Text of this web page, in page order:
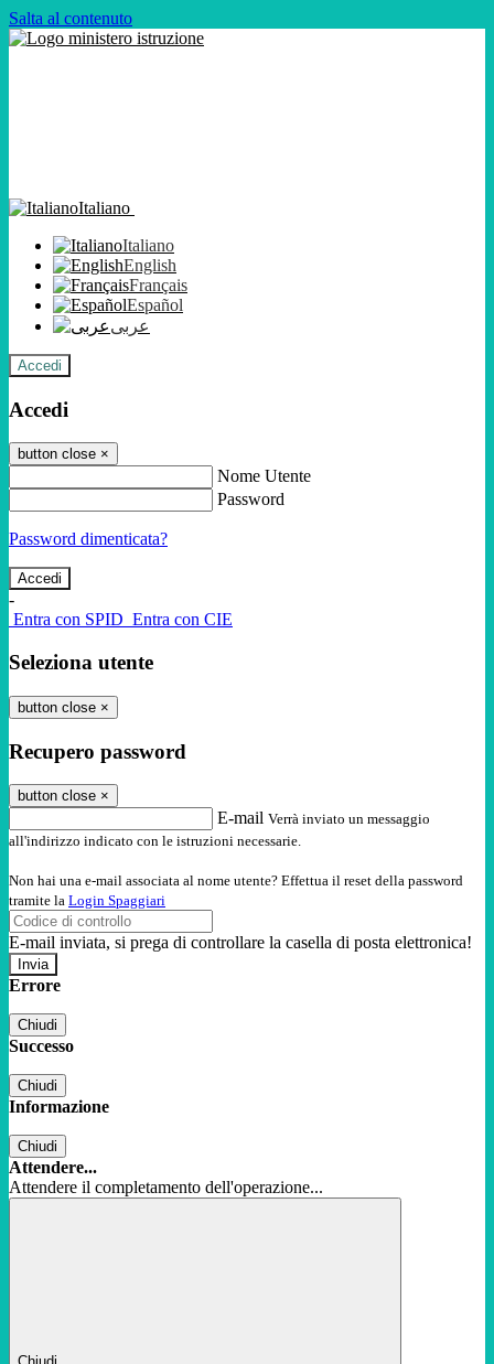
Salta al contenuto
Italiano
Italiano
English
Français
Español
عربى
Accedi
Accedi
button close ×
Nome Utente
Password
Password dimenticata?
-
Entra con SPID Entra con CIE
Seleziona utente
button close ×
Recupero password
button close ×
E-mail Verrà inviato un messaggio
all'indirizzo indicato con le istruzioni necessarie.
Non hai una e-mail associata al nome utente? Effettua il reset della password
tramite la Login Spaggiari
E-mail inviata, si prega di controllare la casella di posta elettronica!
Errore
Chiudi
Successo
Chiudi
Informazione
Chiudi
Attendere...
Attendere il completamento dell'operazione...